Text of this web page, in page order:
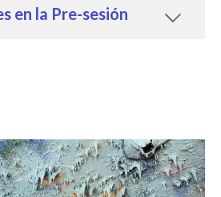
en la Pre-sesión